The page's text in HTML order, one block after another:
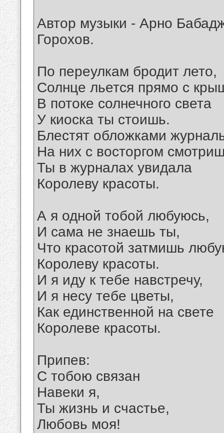
Автор музыки - Арно
Горохов.
По переулкам бродит лето,
Солнце льется прямо с
В потоке солнечного света
У киоска ты стоишь.
Блестят обложками
На них с восторгом
Ты в журналах увидала
Королеву красоты.
А я одной тобой любуюсь,
И сама не знаешь ты,
Что красотой затмишь
Королеву красоты.
И я иду к тебе навстречу,
И я несу тебе цветы,
Как единственной на свете
Королеве красоты.
Припев:
С тобою связан
Навеки я,
Ты жизнь и счастье,
Любовь моя!